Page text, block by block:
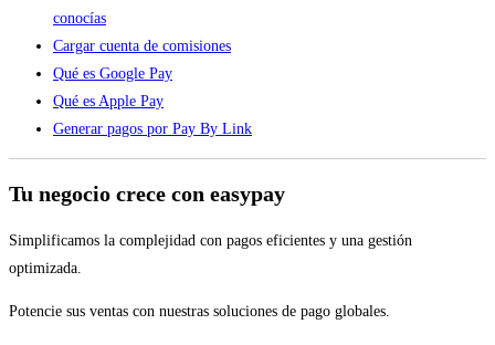
conocías
Cargar cuenta de comisiones
Qué es Google Pay
Qué es Apple Pay
Generar pagos por Pay By Link
Tu negocio crece con easypay
Simplificamos la complejidad con pagos eficientes y una gestión
optimizada.
Potencie sus ventas con nuestras soluciones de pago globales.